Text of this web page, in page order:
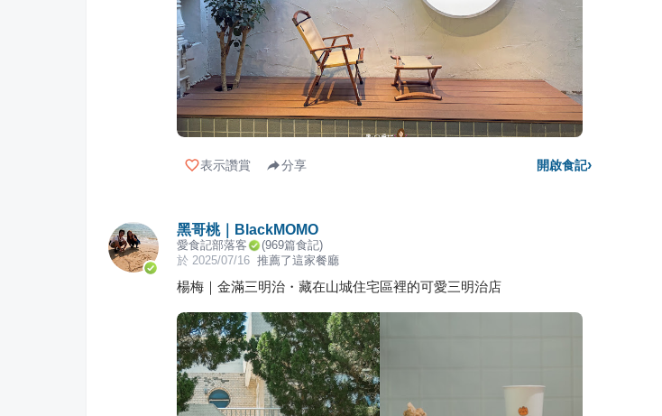
表示讚賞 分享 開啟食記›
黑哥桃｜BlackMOMO
愛食記部落客 (969篇食記)
於 2025/07/16 推薦了這家餐廳
楊梅｜金滿三明治・藏在山城住宅區裡的可愛三明治店